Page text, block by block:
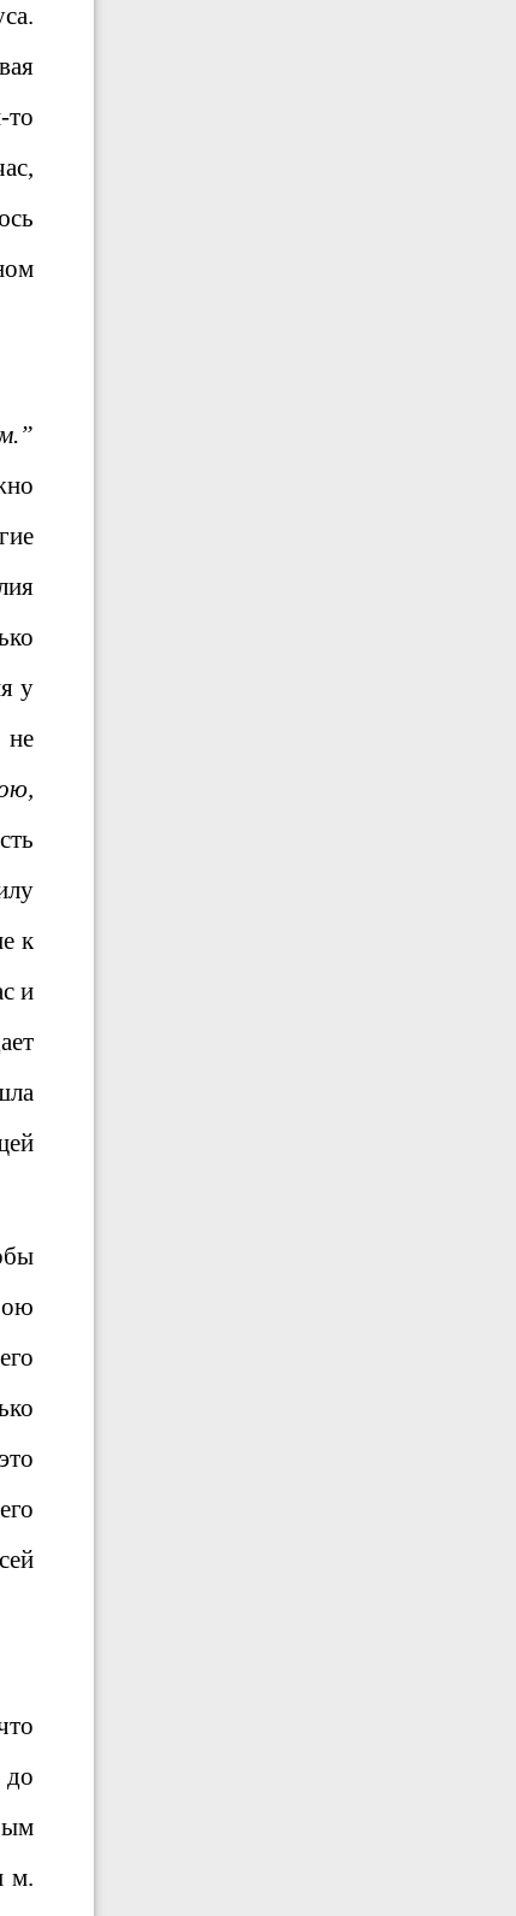
то
у
не
к
и
до
м.